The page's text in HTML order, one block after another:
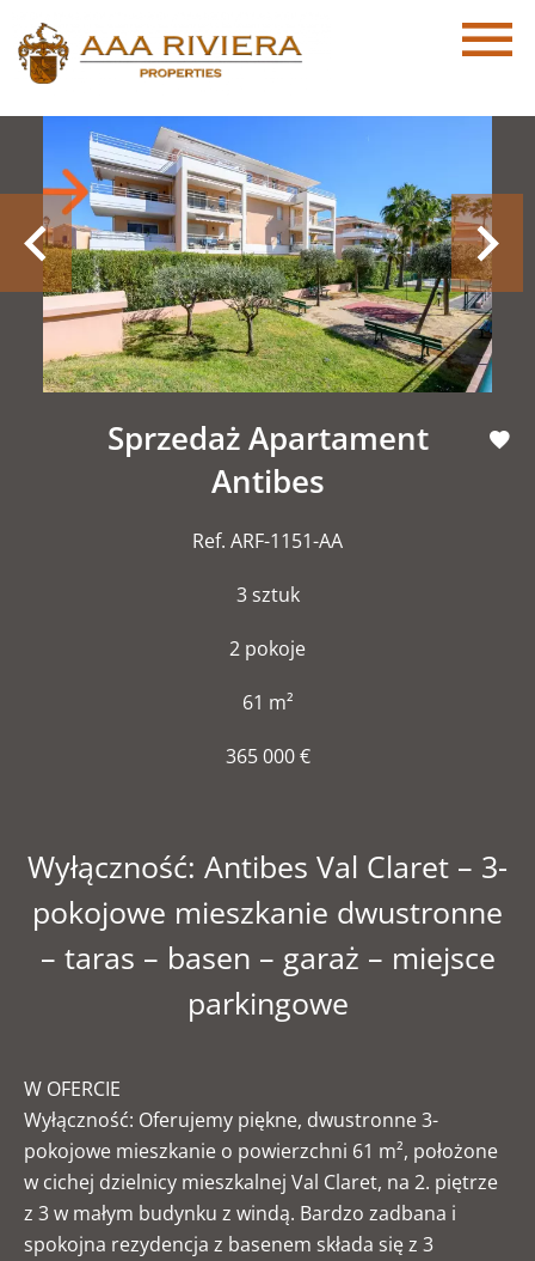
Sprzedaż Apartament
Antibes
Ref. ARF-1151-AA
3 sztuk
2 pokoje
61 m²
365 000 €
Wyłączność: Antibes Val Claret – 3-
pokojowe mieszkanie dwustronne
– taras – basen – garaż – miejsce
parkingowe
W OFERCIE
Wyłączność: Oferujemy piękne, dwustronne 3-
pokojowe mieszkanie o powierzchni 61 m², położone
w cichej dzielnicy mieszkalnej Val Claret, na 2. piętrze
z 3 w małym budynku z windą. Bardzo zadbana i
spokojna rezydencja z basenem składa się z 3